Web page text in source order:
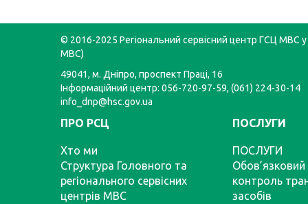
© 2016-2025 Регіональний сервісний центр ГСЦ МВС у
МВС)
49041, м. Дніпро, проспект Праці, 16
Інформаційний центр: 056-720-97-59, (061) 224-30-14
info_dnp@hsc.gov.ua
ПРО РСЦ
Хто ми
Структура Головного та
регіонального сервісних
центрів МВС
ПОСЛУГИ
ПОСЛУГИ
Обов’язковий
контроль
засобів